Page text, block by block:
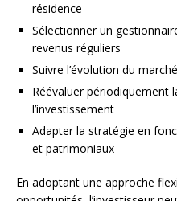
résidence
Sélectionner un
revenus réguliers
Suivre l’évolution du
Réévaluer périodiquement
l’investissement
Adapter la stratégie en
et patrimoniaux
En adoptant une approche